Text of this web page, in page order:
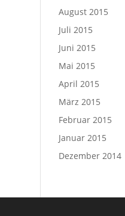
August 2015
Juli 2015
Juni 2015
Mai 2015
April 2015
März 2015
Februar 2015
Januar 2015
Dezember 2014